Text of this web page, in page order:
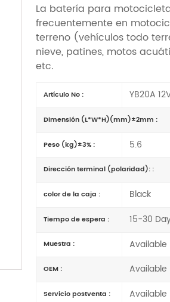
La batería para motocicleta
frecuentemente en
terreno (vehículos todo
nieve, patines, motos
etc.
Artículo No : YB20A
Dimensión (L*W*H)(mm)±2mm :
Peso (kg)±3% : 5.6
Dirección terminal (polaridad): :
color de la caja : Black
Tiempo de espera : 15-30
Muestra : Available
OEM : Available
Servicio postventa : Available